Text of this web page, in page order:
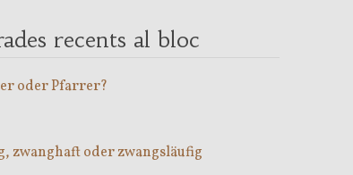
recents al bloc
oder Pfarrer?
zwanghaft oder zwangsläufig